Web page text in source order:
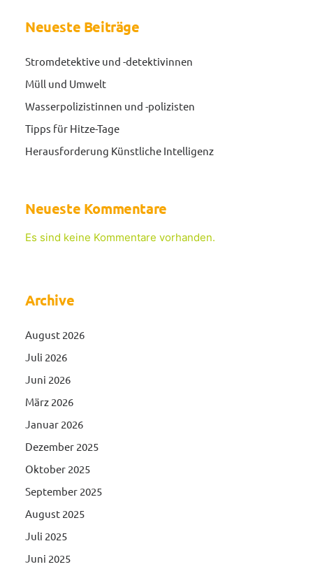
Neueste Beiträge
Stromdetektive und -detektivinnen
Müll und Umwelt
Wasserpolizistinnen und -polizisten
Tipps für Hitze-Tage
Herausforderung Künstliche Intelligenz
Neueste Kommentare
Es sind keine Kommentare vorhanden.
Archive
August 2026
Juli 2026
Juni 2026
März 2026
Januar 2026
Dezember 2025
Oktober 2025
September 2025
August 2025
Juli 2025
Juni 2025